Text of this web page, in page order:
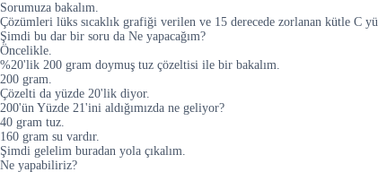
Sorumuza bakalım.
Çözümleri lüks sıcaklık grafiği verilen ve 15 derecede zorlanan kütle C
Şimdi bu dar bir soru da Ne yapacağım?
Öncelikle.
%20'lik 200 gram doymuş tuz çözeltisi ile bir bakalım.
200 gram.
Çözelti da yüzde 20'lik diyor.
200'ün Yüzde 21'ini aldığımızda ne geliyor?
40 gram tuz.
160 gram su vardır.
Şimdi gelelim buradan yola çıkalım.
Ne yapabiliriz?